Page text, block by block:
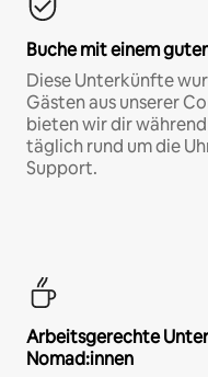
Buche mit einem
Diese Unterkünfte
Gästen aus unserer
bieten wir dir
täglich rund um die
Support.
Arbeitsgerechte
Nomad:innen